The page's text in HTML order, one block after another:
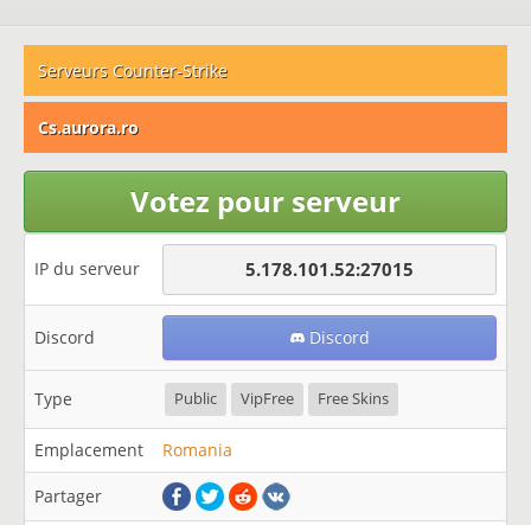
Serveurs Counter-Strike
Cs.aurora.ro
Votez pour serveur
IP du serveur 5.178.101.52:27015
Discord Discord
Type Public VipFree Free Skins
Emplacement Romania
Partager